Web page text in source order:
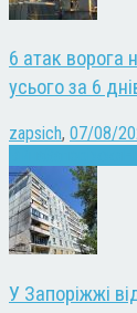
6 атак ворога
усього за 6
zapsich, 07/08/
У Запоріжжі